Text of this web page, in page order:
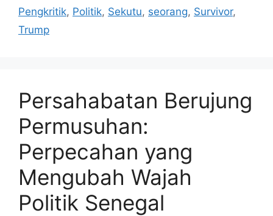
Pengkritik, Politik, Sekutu, seorang, Survivor,
Trump
Persahabatan Berujung
Permusuhan:
Perpecahan yang
Mengubah Wajah
Politik Senegal